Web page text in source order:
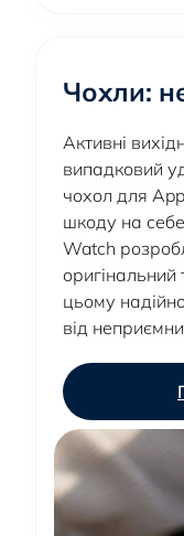
Чохли:
Активні
випадковий
чохол для
шкоду на
Watch
цьому
від